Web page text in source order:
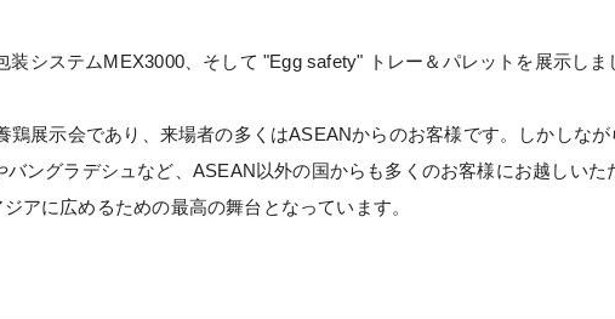
システムMEX3000、そして "Egg safety" トレー＆パレットを展示しま
鶏展示会であり、来場者の多くはASEANからのお客様です。しかしな
ングラデシュなど、ASEAN以外の国からも多くのお客様にお越しいた
アに広めるための最高の舞台となっています。